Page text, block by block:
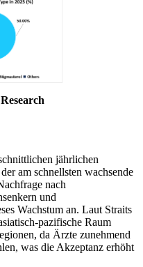
jährlichen
am schnellsten wachsende
nach
und
Wachstum an. Laut Straits
pazifische Raum
da Ärzte zunehmend
was die Akzeptanz erhöht